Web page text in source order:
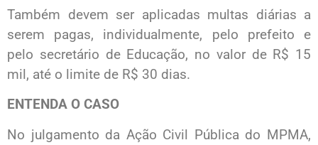
Também devem ser aplicadas multas diárias a
serem pagas, individualmente, pelo prefeito e
pelo secretário de Educação, no valor de R$ 15
mil, até o limite de R$ 30 dias.
ENTENDA O CASO
No julgamento da Ação Civil Pública do MPMA,